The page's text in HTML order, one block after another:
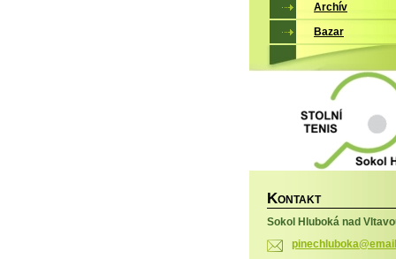
Archív
Bazar
KONTAKT
Sokol Hluboká nad
pinechluboka@ema